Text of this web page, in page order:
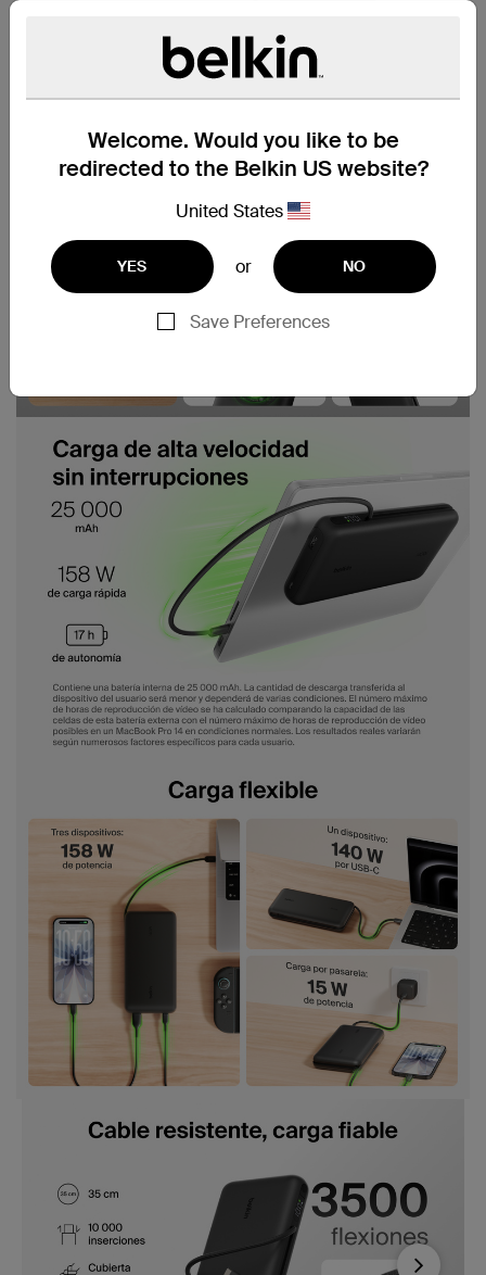
Welcome. Would you like to be
redirected to the Belkin US website?
United States
YES or NO
Save Preferences